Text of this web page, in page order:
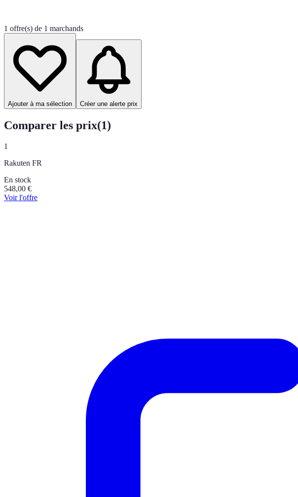
1 offre(s) de 1 marchands
Ajouter à ma sélection Créer une alerte prix
Comparer les prix(1)
1
Rakuten FR
En stock
548,00 €
Voir l'offre